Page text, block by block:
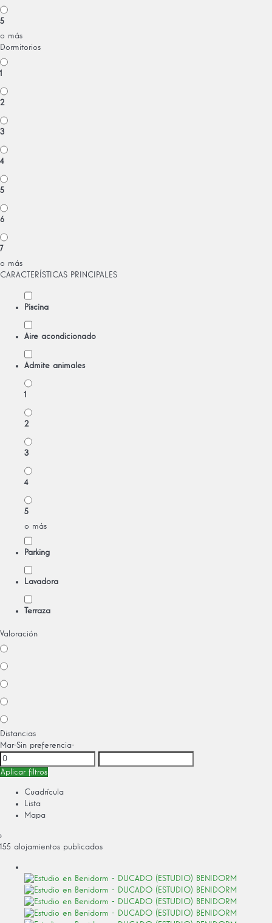
5
o más
Dormitorios
1
2
3
4
5
6
7
o más
CARACTERÍSTICAS PRINCIPALES
Piscina
Aire acondicionado
Admite animales
1
2
3
4
5
o más
Parking
Lavadora
Terraza
Valoración
Distancias
Mar-Sin preferencia-
Aplicar filtros
Cuadrícula
Lista
Mapa
›
155 alojamientos publicados